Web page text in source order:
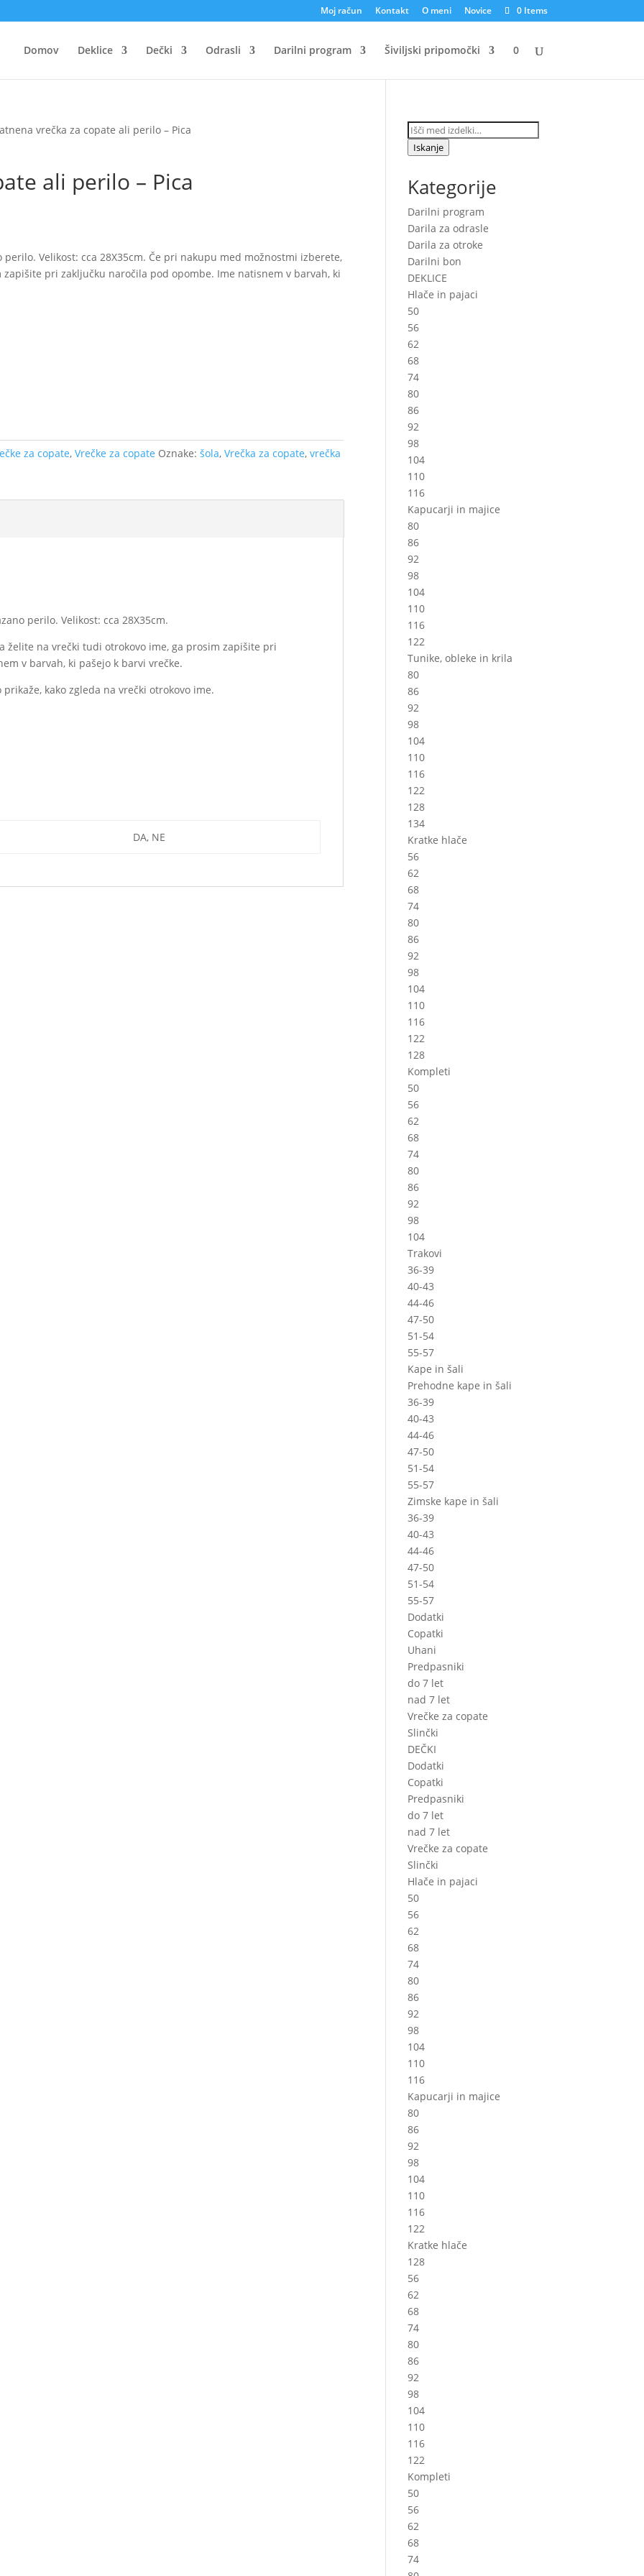
Moj račun Kontakt O meni Novice 0 Items
Domov Deklice Dečki Odrasli Darilni program Šiviljski pripomočki 0
vrečka za copate ali perilo – Pica
ali perilo – Pica
Velikost: cca 28X35cm. Če pri nakupu med možnostmi izberete,
pri zaključku naročila pod opombe. Ime natisnem v barvah, ki
za copate,Vrečke za copate Oznake:šola,Vrečka za copate,vrečka
perilo. Velikost: cca 28X35cm.
želite na vrečki tudi otrokovo ime, ga prosim zapišite pri
v barvah, ki pašejo k barvi vrečke.
kako zgleda na vrečki otrokovo ime.
DA, NE
Išči:
Iskanje
Kategorije
Darilni program
Darila za odrasle
Darila za otroke
Darilni bon
DEKLICE
Hlače in pajaci
50
56
62
68
74
80
86
92
98
104
110
116
Kapucarji in majice
80
86
92
98
104
110
116
122
Tunike, obleke in krila
80
86
92
98
104
110
116
122
128
134
Kratke hlače
56
62
68
74
80
86
92
98
104
110
116
122
128
Kompleti
50
56
62
68
74
80
86
92
98
104
Trakovi
36-39
40-43
44-46
47-50
51-54
55-57
Kape in šali
Prehodne kape in šali
36-39
40-43
44-46
47-50
51-54
55-57
Zimske kape in šali
36-39
40-43
44-46
47-50
51-54
55-57
Dodatki
Copatki
Uhani
Predpasniki
do 7 let
nad 7 let
Vrečke za copate
Slinčki
DEČKI
Dodatki
Copatki
Predpasniki
do 7 let
nad 7 let
Vrečke za copate
Slinčki
Hlače in pajaci
50
56
62
68
74
80
86
92
98
104
110
116
Kapucarji in majice
80
86
92
98
104
110
116
122
Kratke hlače
128
56
62
68
74
80
86
92
98
104
110
116
122
Kompleti
50
56
62
68
74